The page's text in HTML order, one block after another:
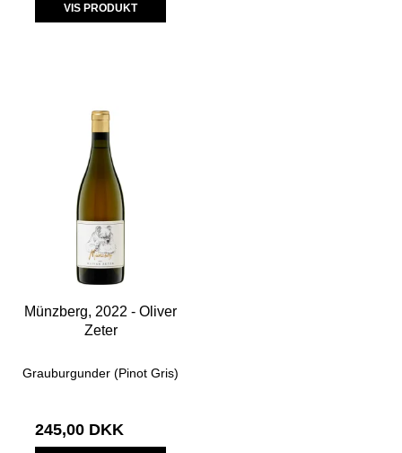
VIS PRODUKT
Münzberg, 2022 - Oliver
Zeter
Grauburgunder (Pinot Gris)
245,00 DKK